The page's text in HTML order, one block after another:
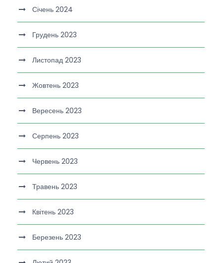
Січень 2024
Грудень 2023
Листопад 2023
Жовтень 2023
Вересень 2023
Серпень 2023
Червень 2023
Травень 2023
Квітень 2023
Березень 2023